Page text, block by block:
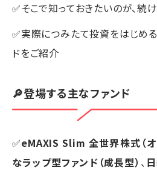
✅そこで知っておきたいのが、続
✅実際につみたて投資をはじめ
ドをご紹介
🔎登場する主なファンド
✅eMAXIS Slim 全世界株式（オ
なラップ型ファンド（成長型） 、